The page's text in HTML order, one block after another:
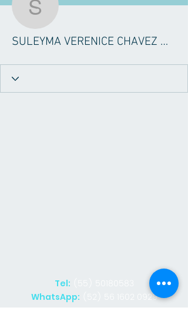
SULEYMA
SULEYMA VERENICE CHAVEZ MARIN
Tel:
WhatsApp: (52) 56 1602 0929